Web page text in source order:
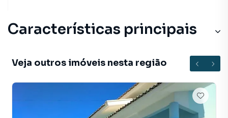
Características principais
Veja outros imóveis nesta região